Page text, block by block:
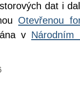
dat i
Otevřenou
v Národním